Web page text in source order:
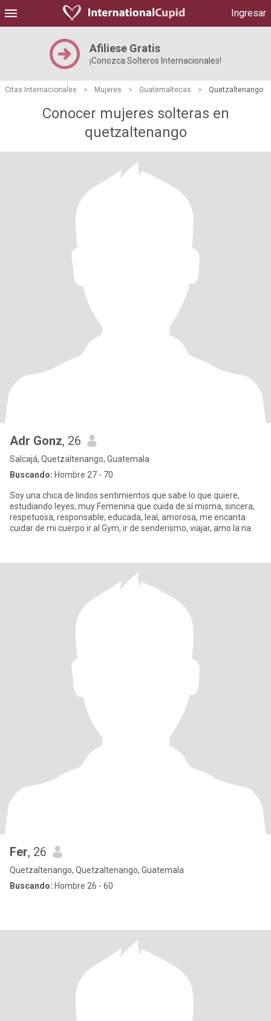
Ingresar
Afiliese Gratis
¡Conozca Solteros Internacionales!
Citas Internacionales > Mujeres > Guatemaltecas > Quetzaltenango
Conocer mujeres solteras en
quetzaltenango
Adr Gonz, 26
Salcajá, Quetzaltenango, Guatemala
Buscando: Hombre 27 - 70
Soy una chica de lindos sentimientos que sabe lo que quiere,
estudiando leyes, muy Femenina que cuida de sí misma, sincera,
respetuosa, responsable, educada, leal, amorosa, me encanta
cuidar de mi cuerpo ir al Gym, ir de senderismo, viajar, amo la na
Fer, 26
Quetzaltenango, Quetzaltenango, Guatemala
Buscando: Hombre 26 - 60